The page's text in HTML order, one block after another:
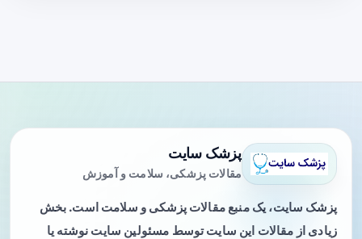
پزشک سایت
مقالات پزشکی، سلامت و آموزش
پزشک سایت، یک منبع مقالات پزشکی و سلامت است. بخش
زیادی از مقالات این سایت توسط مسئولین سایت نوشته یا